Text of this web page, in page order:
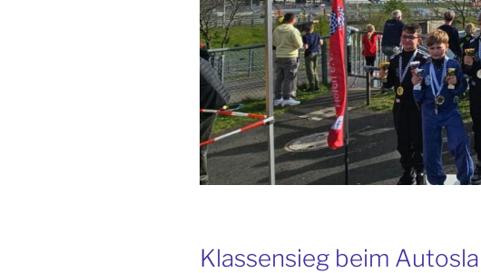
Klassensieg beim